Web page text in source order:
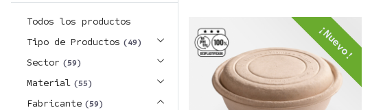
Todos los productos
Tipo de Productos (49)
Sector (59)
Material (55)
Fabricante (59)
¡Nuevo!